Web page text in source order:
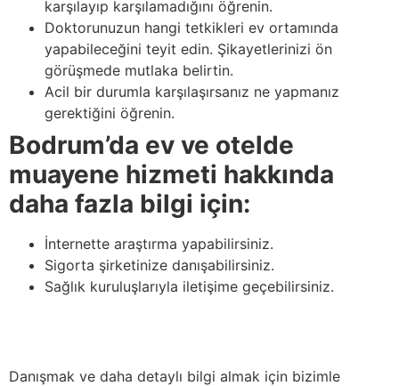
karşılayıp karşılamadığını öğrenin.
Doktorunuzun hangi tetkikleri ev ortamında
yapabileceğini teyit edin. Şikayetlerinizi ön
görüşmede mutlaka belirtin.
Acil bir durumla karşılaşırsanız ne yapmanız
gerektiğini öğrenin.
Bodrum’da ev ve otelde
muayene hizmeti hakkında
daha fazla bilgi için:
İnternette araştırma yapabilirsiniz.
Sigorta şirketinize danışabilirsiniz.
Sağlık kuruluşlarıyla iletişime geçebilirsiniz.
Danışmak ve daha detaylı bilgi almak için bizimle